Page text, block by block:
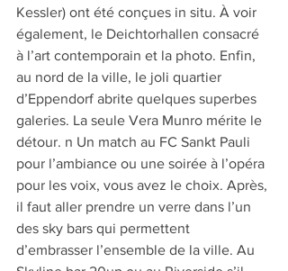
Kessler) ont été conçues in situ. À voir
également, le Deichtorhallen consacré
à l’art contemporain et la photo. Enfin,
au nord de la ville, le joli quartier
d’Eppendorf abrite quelques superbes
galeries. La seule Vera Munro mérite le
détour. n Un match au FC Sankt Pauli
pour l’ambiance ou une soirée à l’opéra
pour les voix, vous avez le choix. Après,
il faut aller prendre un verre dans l’un
des sky bars qui permettent
d’embrasser l’ensemble de la ville. Au